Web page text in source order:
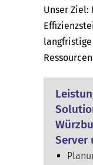
Unser Ziel:
Server